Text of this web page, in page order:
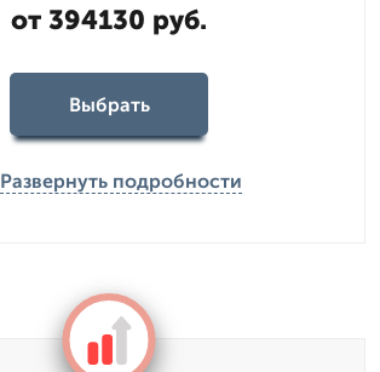
от 394130 руб.
Выбрать
Развернуть подробности